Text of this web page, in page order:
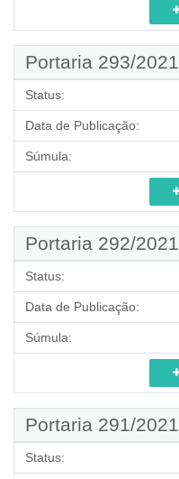
Portaria 293/2021
Status:
Data de Publicação:
Súmula:
Portaria 292/2021
Status:
Data de Publicação:
Súmula:
Portaria 291/2021
Status: